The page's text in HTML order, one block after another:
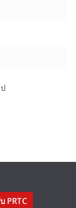
PRTC